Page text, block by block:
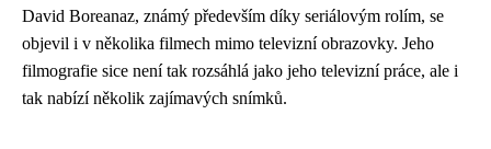
David Boreanaz, známý především díky seriálovým rolím, se
objevil i v několika filmech mimo televizní obrazovky. Jeho
filmografie sice není tak rozsáhlá jako jeho televizní práce, ale i
tak nabízí několik zajímavých snímků.